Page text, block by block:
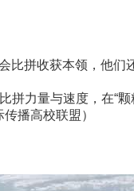
拼收获本领，他们
力量与速度，在“颗
播高校联盟）